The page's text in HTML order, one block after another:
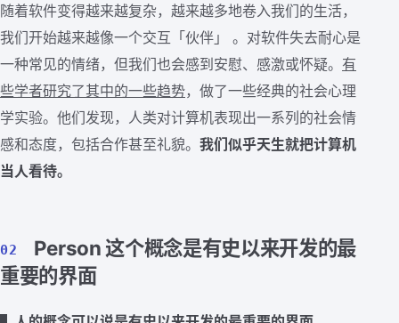
随着软件变得越来越复杂，越来越多地卷入我们的生活，
我们开始越来越像一个交互「伙伴」 。对软件失去耐心是
一种常见的情绪，但我们也会感到安慰、感激或怀疑。 有
些学者研究了其中的一些趋势，做了一些经典的社会心理
学实验。他们发现，人类对计算机表现出一系列的社会情
感和态度，包括合作甚至礼貌。 我们似乎天生就把计算机
当人看待。
02
Person 这个概念是有史以来开发的最
重要的界面